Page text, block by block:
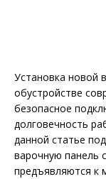
Установка новой
обустройстве
безопасное
долговечность
данной статье
варочную панель
предъявляются к